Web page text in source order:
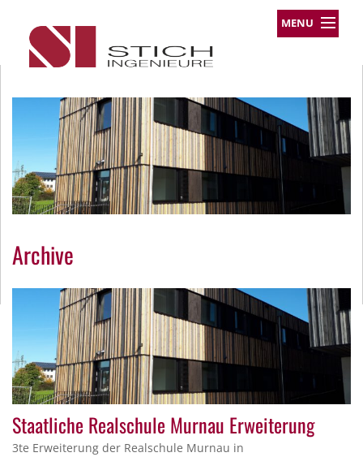
MENU
Leistungsprofil
Team
Über uns
Kontakt
Impressum
Datenschutz
Archive
Staatliche Realschule Murnau Erweiterung
3te Erweiterung der Realschule Murnau in